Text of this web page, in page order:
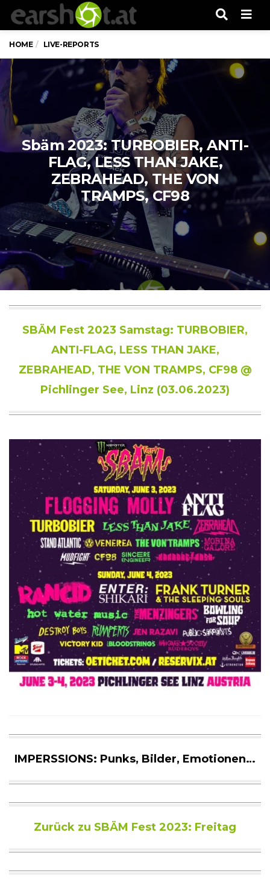
HOME LIVE-REPORTS
Sbäm 2023: TURBOBIER, ANTI-
FLAG, LESS THAN JAKE,
ZEBRAHEAD, THE VON
TRAMPS, CF98
SBÄM Fest 2023 Samstag: TURBOBIER,
ANTI-FLAG, LESS THAN JAKE,
ZEBRAHEAD, THE VON TRAMPS, CF98 @
Pichlinger See, Linz (03.06.2023)
IMPERSSIONS: Punks, Bilder, Emotionen…
Zurück zu SBÄM Fest 2023: Freitag